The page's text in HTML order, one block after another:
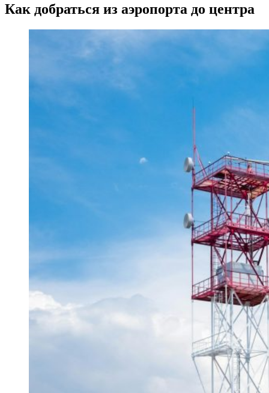
Как добраться из аэропорта до центра